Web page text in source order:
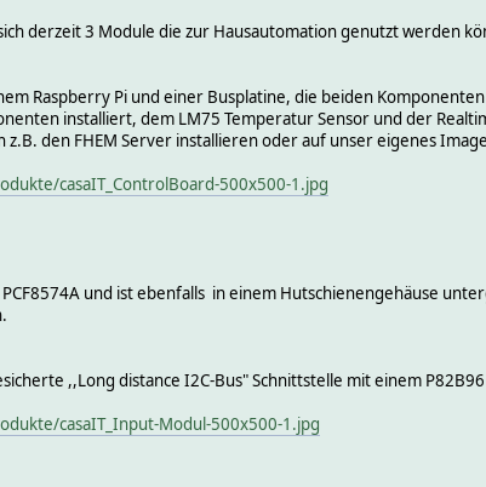
derzeit 3 Module die zur Hausautomation genutzt werden
Raspberry Pi und einer Busplatine, die beiden
installiert, dem LM75 Temperatur Sensor und der
z.B. den FHEM Server installieren oder auf unser eigenes
casaIT_ControlBoard-500x500-1.jpg
und ist ebenfalls in einem Hutschienengehäuse
,,Long distance I2C-Bus" Schnittstelle mit einem
casaIT_Input-Modul-500x500-1.jpg